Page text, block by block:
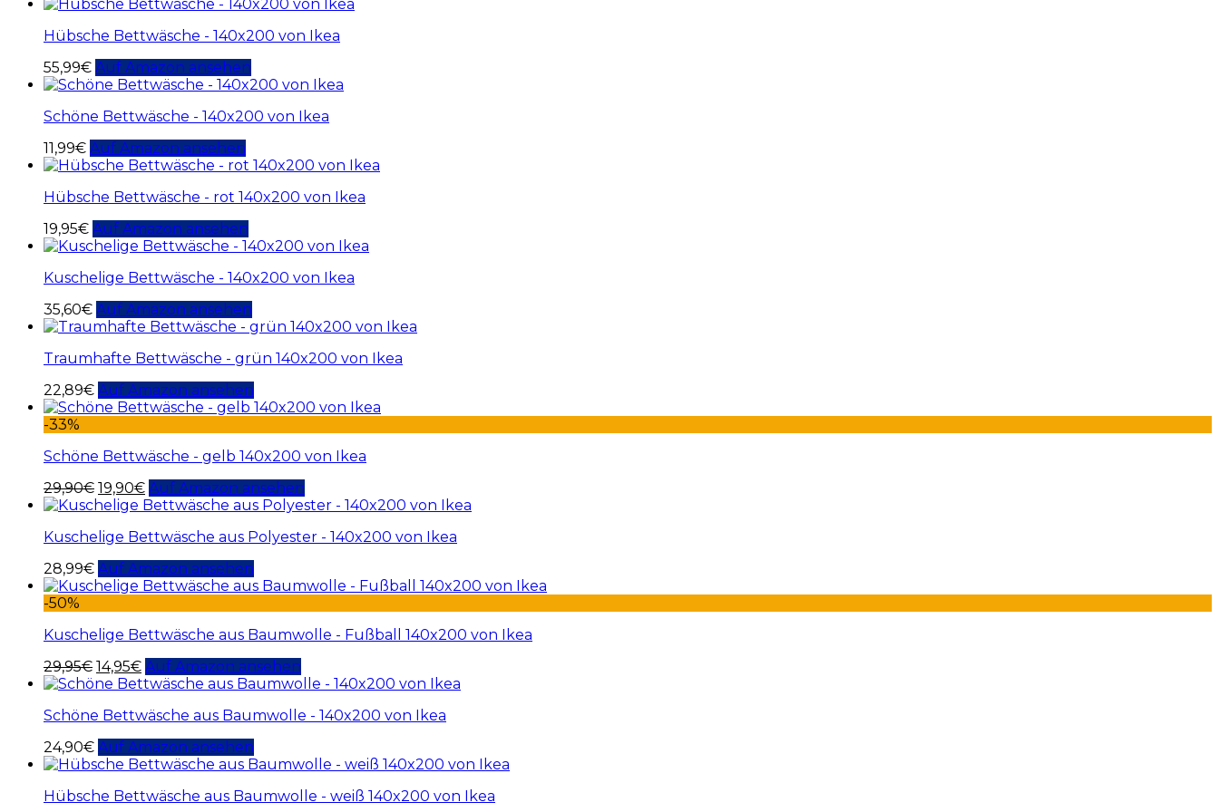
Hübsche Bettwäsche - 140x200 von Ikea
55,99€ Auf Amazon ansehen
Schöne Bettwäsche - 140x200 von Ikea
11,99€ Auf Amazon ansehen
Hübsche Bettwäsche - rot 140x200 von Ikea
19,95€ Auf Amazon ansehen
Kuschelige Bettwäsche - 140x200 von Ikea
35,60€ Auf Amazon ansehen
Traumhafte Bettwäsche - grün 140x200 von Ikea
22,89€ Auf Amazon ansehen
-33%
Schöne Bettwäsche - gelb 140x200 von Ikea
29,90€ 19,90€ Auf Amazon ansehen
Kuschelige Bettwäsche aus Polyester - 140x200 von Ikea
28,99€ Auf Amazon ansehen
-50%
Kuschelige Bettwäsche aus Baumwolle - Fußball 140x200 von Ikea
29,95€ 14,95€ Auf Amazon ansehen
Schöne Bettwäsche aus Baumwolle - 140x200 von Ikea
24,90€ Auf Amazon ansehen
Hübsche Bettwäsche aus Baumwolle - weiß 140x200 von Ikea